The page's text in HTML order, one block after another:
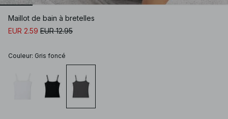
Maillot de bain à bretelles
EUR 2.59 EUR 12.95
Couleur: Gris foncé